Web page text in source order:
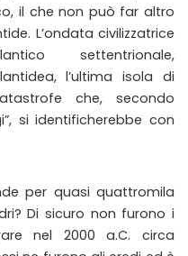
il che non può far altro
L’ondata civilizzatrice
settentrionale,
l’ultima isola di
che, secondo
si identificherebbe con
per quasi quattromila
Di sicuro non furono i
nel 2000 a.C. circa